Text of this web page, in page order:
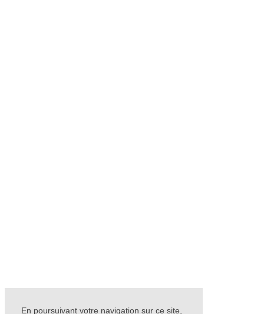
En poursuivant votre navigation sur ce site,